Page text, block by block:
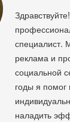
специалист.
реклама и
социальной
годы я помог
наладить